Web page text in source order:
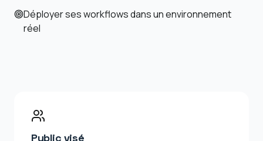
Déployer ses workflows dans un environnement
réel
Public visé